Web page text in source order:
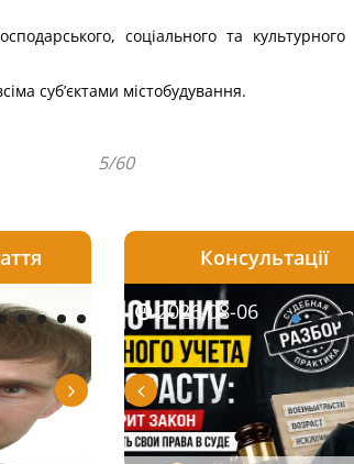
соціального та
суб’єктами містобудування.
5/60
2026-08-06
2026-08-04
Консультації
2026-08-06
2026-07-30